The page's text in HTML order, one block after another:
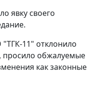
явку своего
11" отклонило
просило обжалуемые
как законные